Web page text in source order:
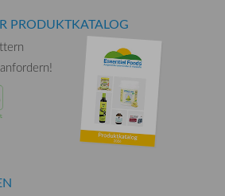
PRODUKTKATALOG
anfordern!